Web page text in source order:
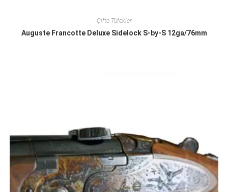
Çifte Tüfekler
Auguste Francotte Deluxe Sidelock S-by-S 12ga/76mm